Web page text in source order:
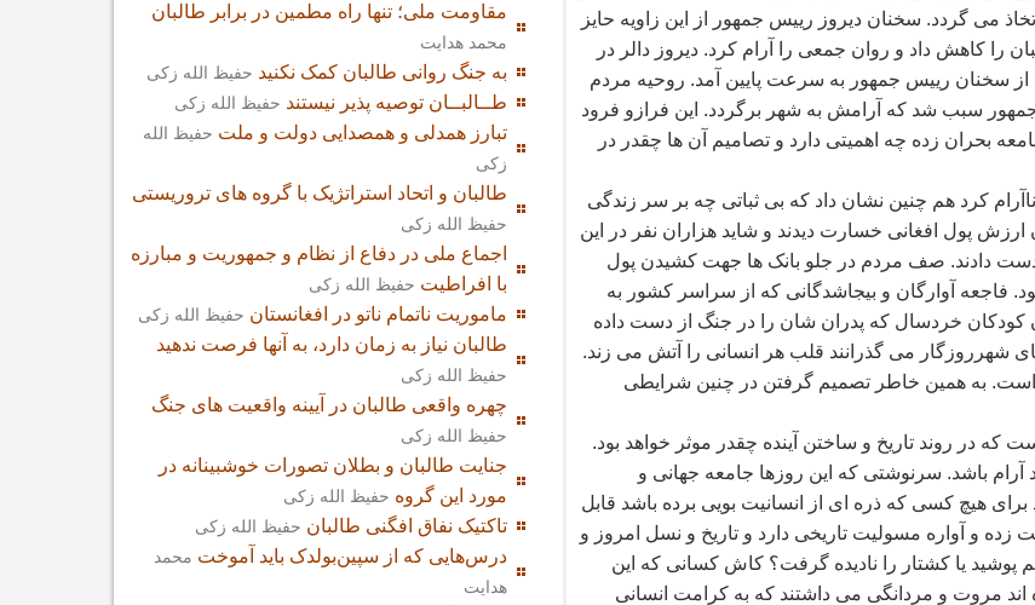
می گردد. سخنان دیروز رییس جمهور از این زاویه حایز
را کاهش داد و روان جمعی را آرام کرد. دیروز دالر در
از سخنان رییس جمهور به سرعت پایین آمد. روحیه مردم
سبب شد که آرامش به شهر برگردد. این فرازو فرود
بحران زده چه اهمیتی دارد و تصامیم آن ها چقدر در
کرد هم چنین نشان داد که بی ثباتی چه بر سر زندگی
پول افغانی خسارت دیدند و شاید هزاران نفر در این
دست دادند. صف مردم در جلو بانک ها جهت کشیدن پول
آوارگان و بیجاشدگانی که از سراسر کشور به
کودکان خردسال که پدران شان را در جنگ از دست داده
شهرروزگار می گذرانند قلب هر انسانی را آتش می زند.
است. به همین خاطر تصمیم گرفتن در چنین شرایطی
در روند تاریخ و ساختن آینده چقدر موثر خواهد بود.
باشد. سرنوشتی که این روزها جامعه جهانی و
هیچ کسی که ذره ای از انسانیت بویی برده باشد قابل
و آواره مسولیت تاریخی دارد و تاریخ و نسل امروز و
پوشید یا کشتار را نادیده گرفت؟ کاش کسانی که این
مروت و مردانگی می داشتند که به کرامت انسانی
مقاومت ملی؛ تنها راه مطمین در برابر طالبان
محمد هدایت
به جنگ روانی طالبان کمک نکنید حفیظ الله زکی
طــالبــان توصیه پذیر نیستند حفیظ الله زکی
تبارز همدلی و همصدایی دولت و ملت حفیظ الله
زکی
طالبان و اتحاد استراتژیک با گروه های تروریستی
حفیظ الله زکی
اجماع ملی در دفاع از نظام و جمهوریت و مبارزه
با افراطیت حفیظ الله زکی
ماموریت ناتمام ناتو در افغانستان حفیظ الله زکی
طالبان نیاز به زمان دارد، به آنها فرصت ندهید
حفیظ الله زکی
چهره واقعی طالبان در آیینه واقعیت های جنگ
حفیظ الله زکی
جنایت طالبان و بطلان تصورات خوشبینانه در
مورد این گروه حفیظ الله زکی
تاکتیک نفاق افگنی طالبان حفیظ الله زکی
درس‌هایی که از سپین‌بولدک باید آموخت محمد
هدایت